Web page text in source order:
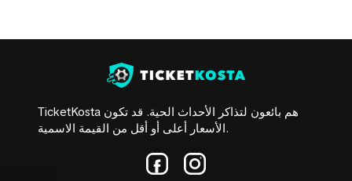
TicketKosta هم بائعون لتذاكر الأحداث الحية. قد تكون
الأسعار أعلى أو أقل من القيمة الاسمية.